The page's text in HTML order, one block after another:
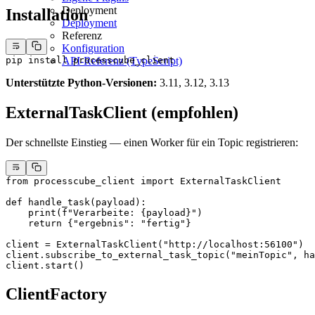
Deployment
Deployment
Referenz
Konfiguration
API-Referenz (TypeScript)
Installation
pip install processcube_client
Unterstützte Python-Versionen: 3.11, 3.12, 3.13
ExternalTaskClient (empfohlen)
Der schnellste Einstieg — einen Worker für ein Topic registrieren:
from processcube_client import ExternalTaskClient
def handle_task (payload):
    print
( f "Verarbeite: { payload } " )
    return
{ "ergebnis" : "fertig" }
client = ExternalTaskClient( "http://localhost:56100" )
client.subscribe_to_external_task_topic( "meinTopic" ,
client.start()
ClientFactory